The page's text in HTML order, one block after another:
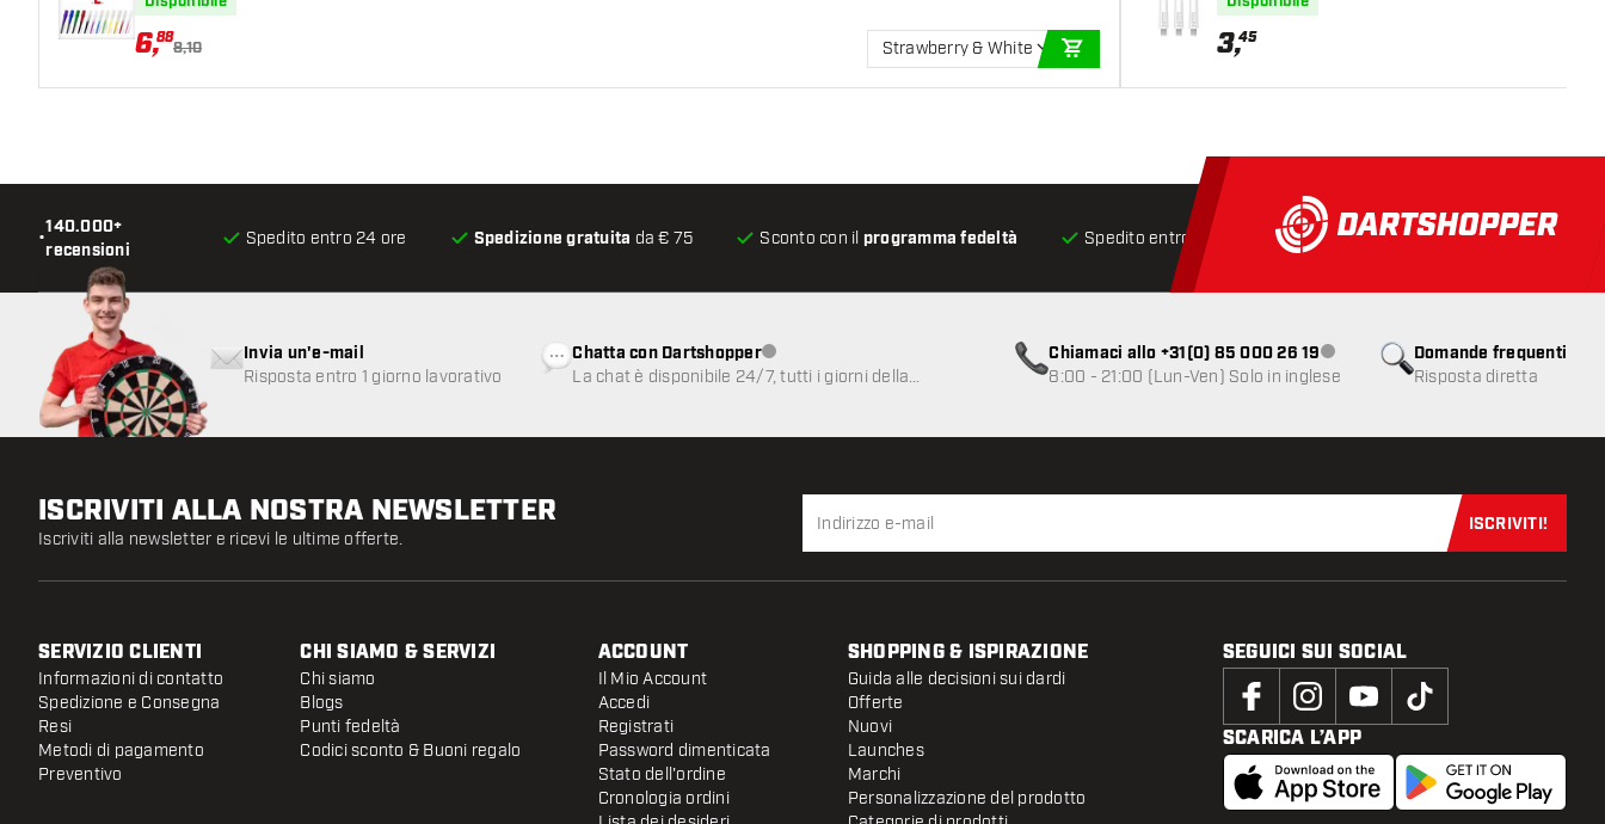
6,88
8,10 Strawberry & White
AGGIUNGI AL CARRELLO
3,45
•
140.000+
recensioni
Spedito entro 24 ore Spedizione gratuita da € 75 Sconto con il programma fedeltà Spedito entro 24 ore Spedizione gratuitada € 75
Domande frequenti
Risposta diretta
Invia un'e-mail
Risposta entro 1 giorno lavorativo
Chatta con DartshopperServizio clienti non disponibile
La chat è disponibile 24/7, tutti i giorni della
Chiamaci allo +31(0) 85 000 26 19Servizio clienti non disponibile
8:00 - 21:00 (Lun-Ven) Solo in inglese
ISCRIVITI ALLA NOSTRA NEWSLETTER
Iscriviti alla newsletter e ricevi le ultime offerte.
Iscriviti
ISCRIVITI!
SERVIZIO CLIENTI
Informazioni di contatto
Spedizione e Consegna
Resi
Metodi di pagamento
Preventivo
CHI SIAMO & SERVIZI
Chi siamo
Blogs
Punti fedeltà
Codici sconto & Buoni regalo
ACCOUNT
Il Mio Account
Accedi
Registrati
Password dimenticata
Stato dell'ordine
Cronologia ordini
SHOPPING & ISPIRAZIONE
Guida alle decisioni sui dardi
Offerte
Nuovi
Launches
Marchi
Personalizzazione del prodotto
SEGUICI SUI SOCIAL
SCARICA L’APP